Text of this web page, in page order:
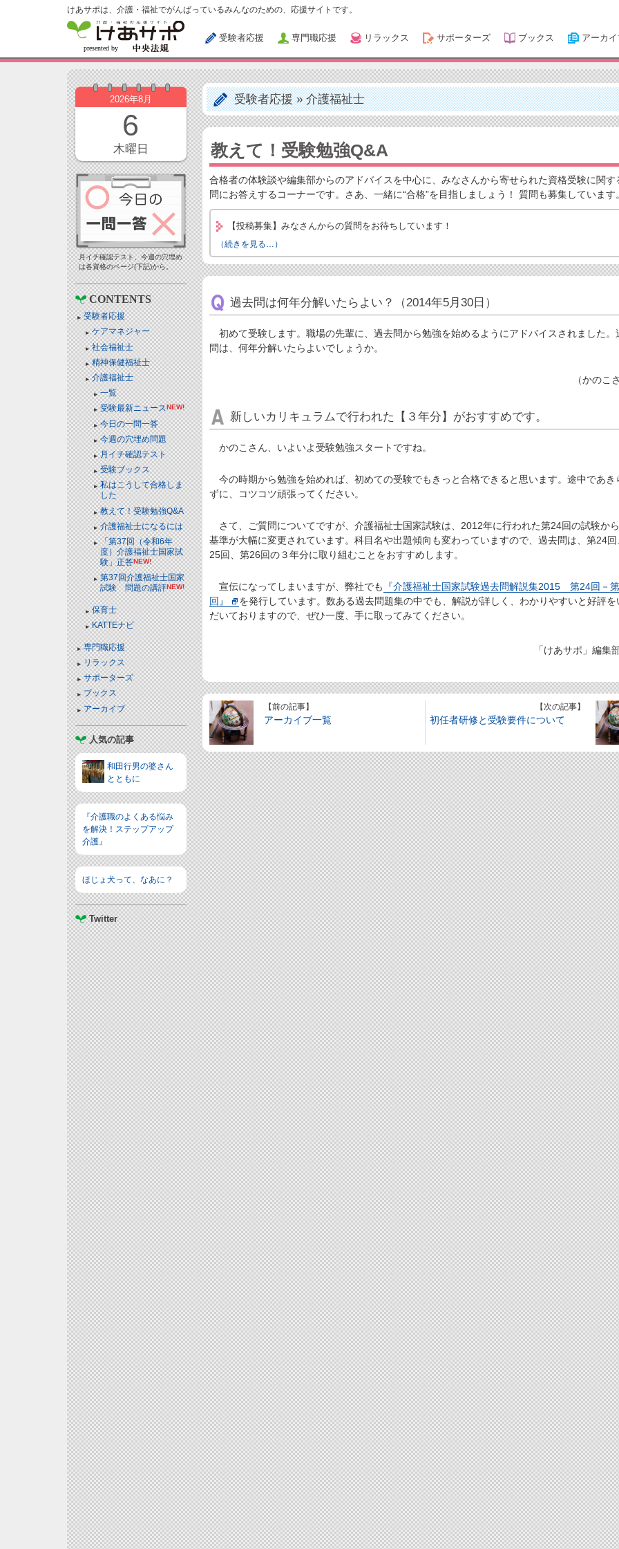
けあサポは、介護・福祉でがんばっているみんなのための、応援サイトです。
受験者応援 専門職応援 リラックス サポーターズ ブックス アーカ
2026年8月
6
木曜日
月イチ確認テスト、今週の穴埋め
は各資格のページ(下記)から。
CONTENTS
受験者応援
ケアマネジャー
社会福祉士
精神保健福祉士
介護福祉士
一覧
受験最新ニュースNEW!
今日の一問一答
今週の穴埋め問題
月イチ確認テスト
受験ブックス
私はこうして合格しま
した
教えて！受験勉強Q&A
介護福祉士になるには
「第37回（令和6年
度）介護福祉士国家試
験」正答NEW!
第37回介護福祉士国家
試験 問題の講評NEW!
保育士
KATTEナビ
専門職応援
リラックス
サポーターズ
ブックス
アーカイブ
人気の記事
和田行男の婆さん
とともに
『介護職のよくある悩み
を解決！ステップアップ
介護』
ほじょ犬って、なあに？
Twitter
受験者応援»介護福祉士
教えて！受験勉強Q&A
合格者の体験談や編集部からのアドバイスを中心に、みなさんから寄せられた資格受験に関す
問にお答えするコーナーです。さあ、一緒に“合格”を目指しましょう！ 質問も募集しています
【投稿募集】みなさんからの質問をお待ちしています！
（続きを見る…）
過去問は何年分解いたらよい？（2014年5月30日）
初めて受験します。職場の先輩に、過去問から勉強を始めるようにアドバイスされました。
問は、何年分解いたらよいでしょうか。
（かのこ
新しいカリキュラムで行われた【３年分】がおすすめです。
かのこさん、いよいよ受験勉強スタートですね。
今の時期から勉強を始めれば、初めての受験でもきっと合格できると思います。途中であき
ずに、コツコツ頑張ってください。
さて、ご質問についてですが、介護福祉士国家試験は、2012年に行われた第24回の試験か
基準が大幅に変更されています。科目名や出題傾向も変わっていますので、過去問は、第24回
25回、第26回の３年分に取り組むことをおすすめします。
宣伝になってしまいますが、弊社でも 『介護福祉士国家試験過去問解説集2015 第24回－
回』
を発行しています。数ある過去問題集の中でも、解説が詳しく、わかりやすいと好評を
だいておりますので、ぜひ一度、手に取ってみてください。
「けあサポ」編集
【前の記事】
アーカイブ一覧
【次の記事】
初任者研修と受験要件について